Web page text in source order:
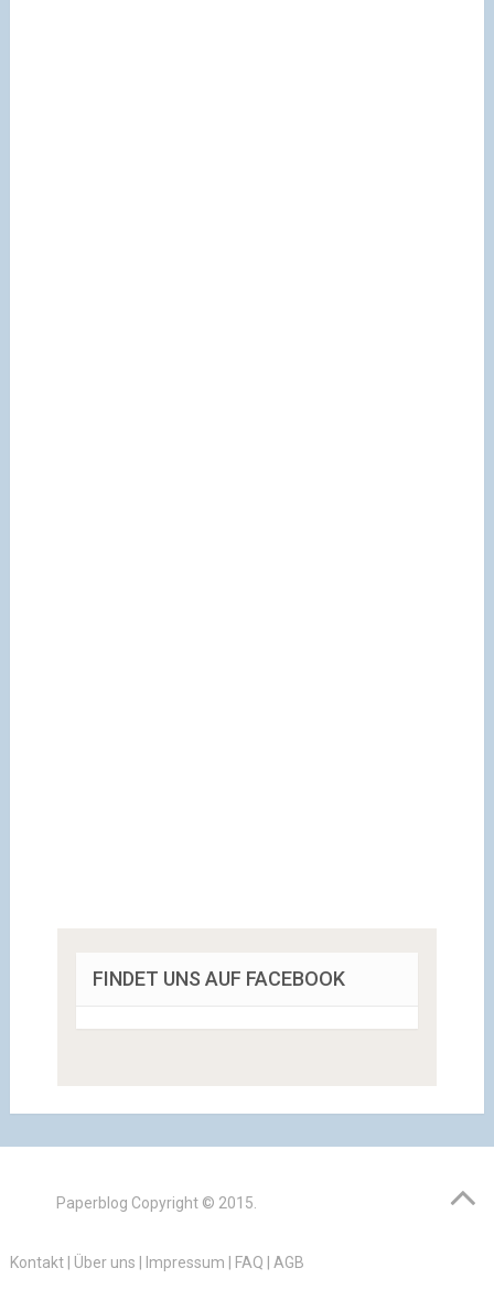
FINDET UNS AUF FACEBOOK
Paperblog Copyright © 2015.
Kontakt| Über uns Impressum FAQ AGB